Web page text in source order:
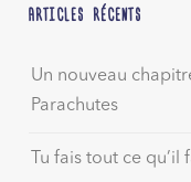
ARTICLES RÉCENTS
Un nouveau
Parachutes
Tu fais tout ce